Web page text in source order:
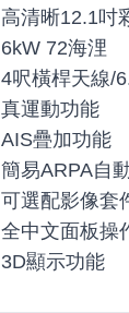
高清晰12.1吋
6kW 72海浬
4呎橫桿天線/
真運動功能
AIS疊加功能
簡易ARPA自
可選配影像套
全中文面板操
3D顯示功能